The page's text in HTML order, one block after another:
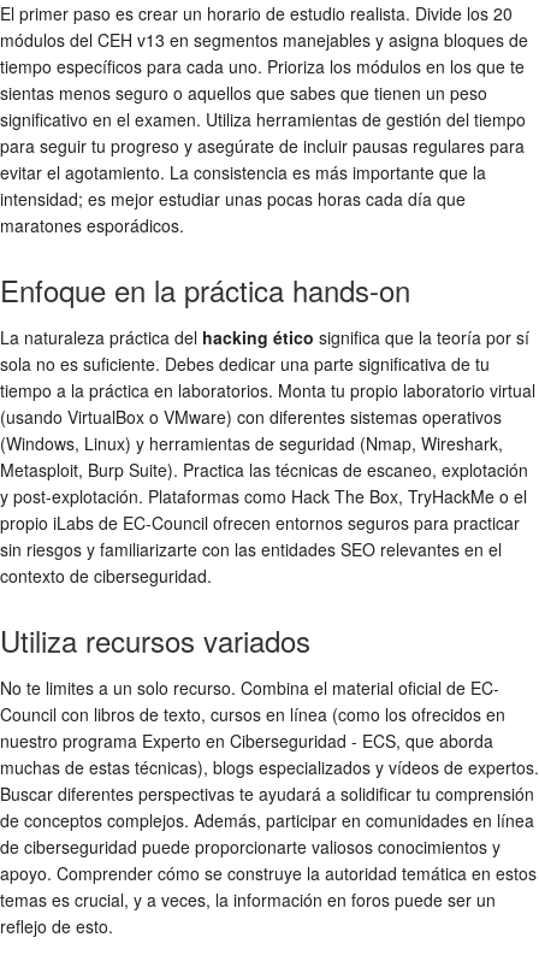
El primer paso es crear un horario de estudio realista. Divide los 20
módulos del CEH v13 en segmentos manejables y asigna bloques de
tiempo específicos para cada uno. Prioriza los módulos en los que te
sientas menos seguro o aquellos que sabes que tienen un peso
significativo en el examen. Utiliza herramientas de gestión del tiempo
para seguir tu progreso y asegúrate de incluir pausas regulares para
evitar el agotamiento. La consistencia es más importante que la
intensidad; es mejor estudiar unas pocas horas cada día que
maratones esporádicos.
Enfoque en la práctica hands-on
La naturaleza práctica del hacking ético significa que la teoría por sí
sola no es suficiente. Debes dedicar una parte significativa de tu
tiempo a la práctica en laboratorios. Monta tu propio laboratorio virtual
(usando VirtualBox o VMware) con diferentes sistemas operativos
(Windows, Linux) y herramientas de seguridad (Nmap, Wireshark,
Metasploit, Burp Suite). Practica las técnicas de escaneo, explotación
y post-explotación. Plataformas como Hack The Box, TryHackMe o el
propio iLabs de EC-Council ofrecen entornos seguros para practicar
sin riesgos y familiarizarte con las entidades SEO relevantes en el
contexto de ciberseguridad.
Utiliza recursos variados
No te limites a un solo recurso. Combina el material oficial de EC-
Council con libros de texto, cursos en línea (como los ofrecidos en
nuestro programa Experto en Ciberseguridad - ECS, que aborda
muchas de estas técnicas), blogs especializados y vídeos de expertos.
Buscar diferentes perspectivas te ayudará a solidificar tu comprensión
de conceptos complejos. Además, participar en comunidades en línea
de ciberseguridad puede proporcionarte valiosos conocimientos y
apoyo. Comprender cómo se construye la autoridad temática en estos
temas es crucial, y a veces, la información en foros puede ser un
reflejo de esto.